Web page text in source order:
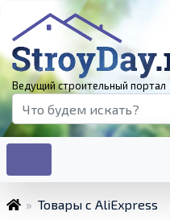
Ведущий строительный портал
» Товары с AliExpress